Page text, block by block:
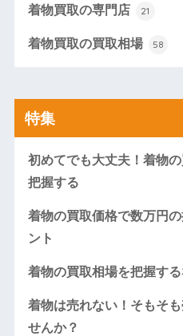
着物買取の専門店 21
着物買取の買取相場 58
特集
初めてでも大丈夫！着物
把握する
着物の買取価格で数万円
ント
着物の買取相場を把握す
着物は売れない！そもそ
せんか？